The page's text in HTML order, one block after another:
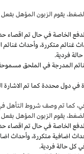
يقوم الزبون المؤهل
الخاصة في حال تم
غنائم متكررة،وأحداث غنائم
فردية.
المدرجة في الملحق
في دول محددة كما تم الاشارة
كما تم وصف شروط التأهل
يقوم الزبون المؤهل
الخاصة في حال تم
اضافية متكررة،وأحداث
كل حالة فردية.